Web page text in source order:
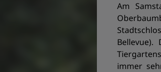
Am
immer